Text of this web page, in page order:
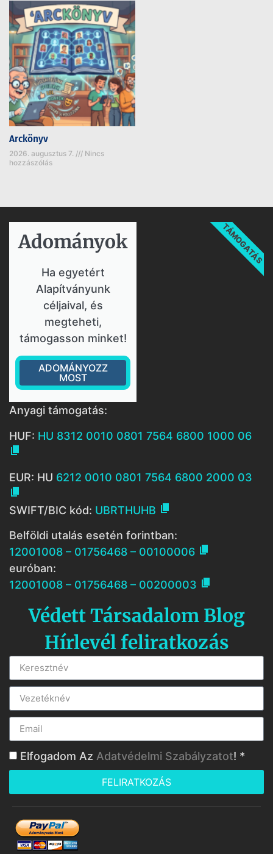
Arckönyv
2026. augusztus 7.
Nincs
hozzászólás
Adományok​
Ha egyetért
Alapítványunk
céljaival, és
megteheti,
támogasson minket!
ADOMÁNYOZZ
MOST
TÁMOGATÁS
Anyagi támogatás:
HUF: HU 8312 0010 0801 7564 6800 1000 06

EUR: HU 6212 0010 0801 7564 6800 2000 03

SWIFT/BIC kód: UBRTHUHB 
Belföldi utalás esetén forintban:
12001008 – 01756468 – 00100006 
euróban:
12001008 – 01756468 – 00200003 
Védett Társadalom Blog
Hírlevél feliratkozás
Elfogadom Az Adatvédelmi Szabályzatot! *
FELIRATKOZÁS